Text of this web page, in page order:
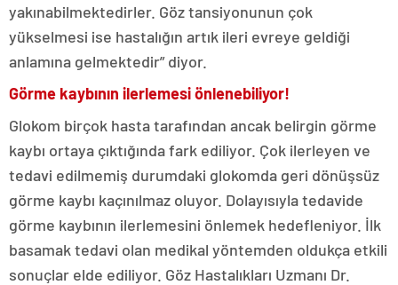
yakınabilmektedirler. Göz tansiyonunun çok
yükselmesi ise hastalığın artık ileri evreye geldiği
anlamına gelmektedir” diyor.
Görme kaybının ilerlemesi önlenebiliyor!
Glokom birçok hasta tarafından ancak belirgin görme
kaybı ortaya çıktığında fark ediliyor. Çok ilerleyen ve
tedavi edilmemiş durumdaki glokomda geri dönüşsüz
görme kaybı kaçınılmaz oluyor. Dolayısıyla tedavide
görme kaybının ilerlemesini önlemek hedefleniyor. İlk
basamak tedavi olan medikal yöntemden oldukça etkili
sonuçlar elde ediliyor. Göz Hastalıkları Uzmanı Dr.